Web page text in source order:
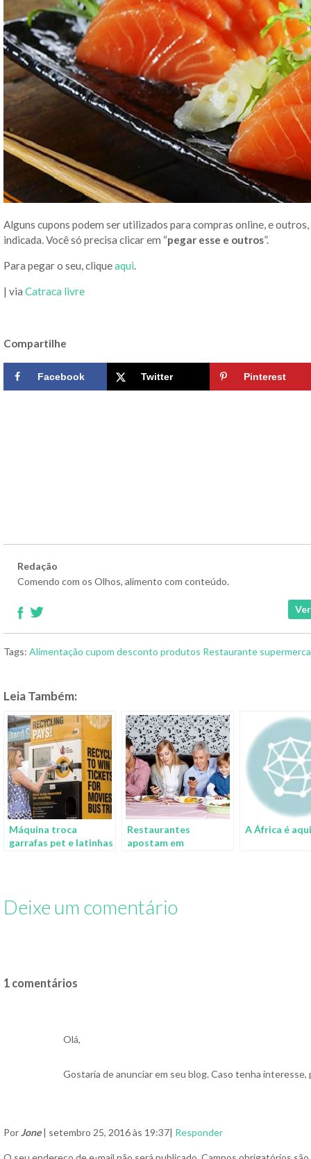
Alguns cupons podem ser utilizados para compras online, e
indicada. Você só precisa clicar em “pegar esse e outros”.
Para pegar o seu, cliqueaqui.
| via Catraca livre
Compartilhe
Facebook Twitter Pinterest
Redação
Comendo com os Olhos, alimento com conteúdo.
Tags: Alimentação cupom desconto produtos Restaurante
Leia Também:
Máquina troca
garrafas pet e latinhas
Restaurantes
apostam em
A África é aqui
Deixe um comentário
1 comentários
Olá,
Gostaria de anunciar em seu blog. Caso tenha
Por Jone| setembro 25, 2016 às 19:37| Responder